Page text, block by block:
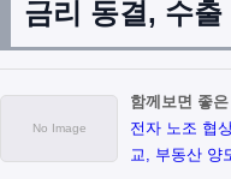
금리 동결, 수
함께보면 좋
전자 노조 협
교, 부동산 양